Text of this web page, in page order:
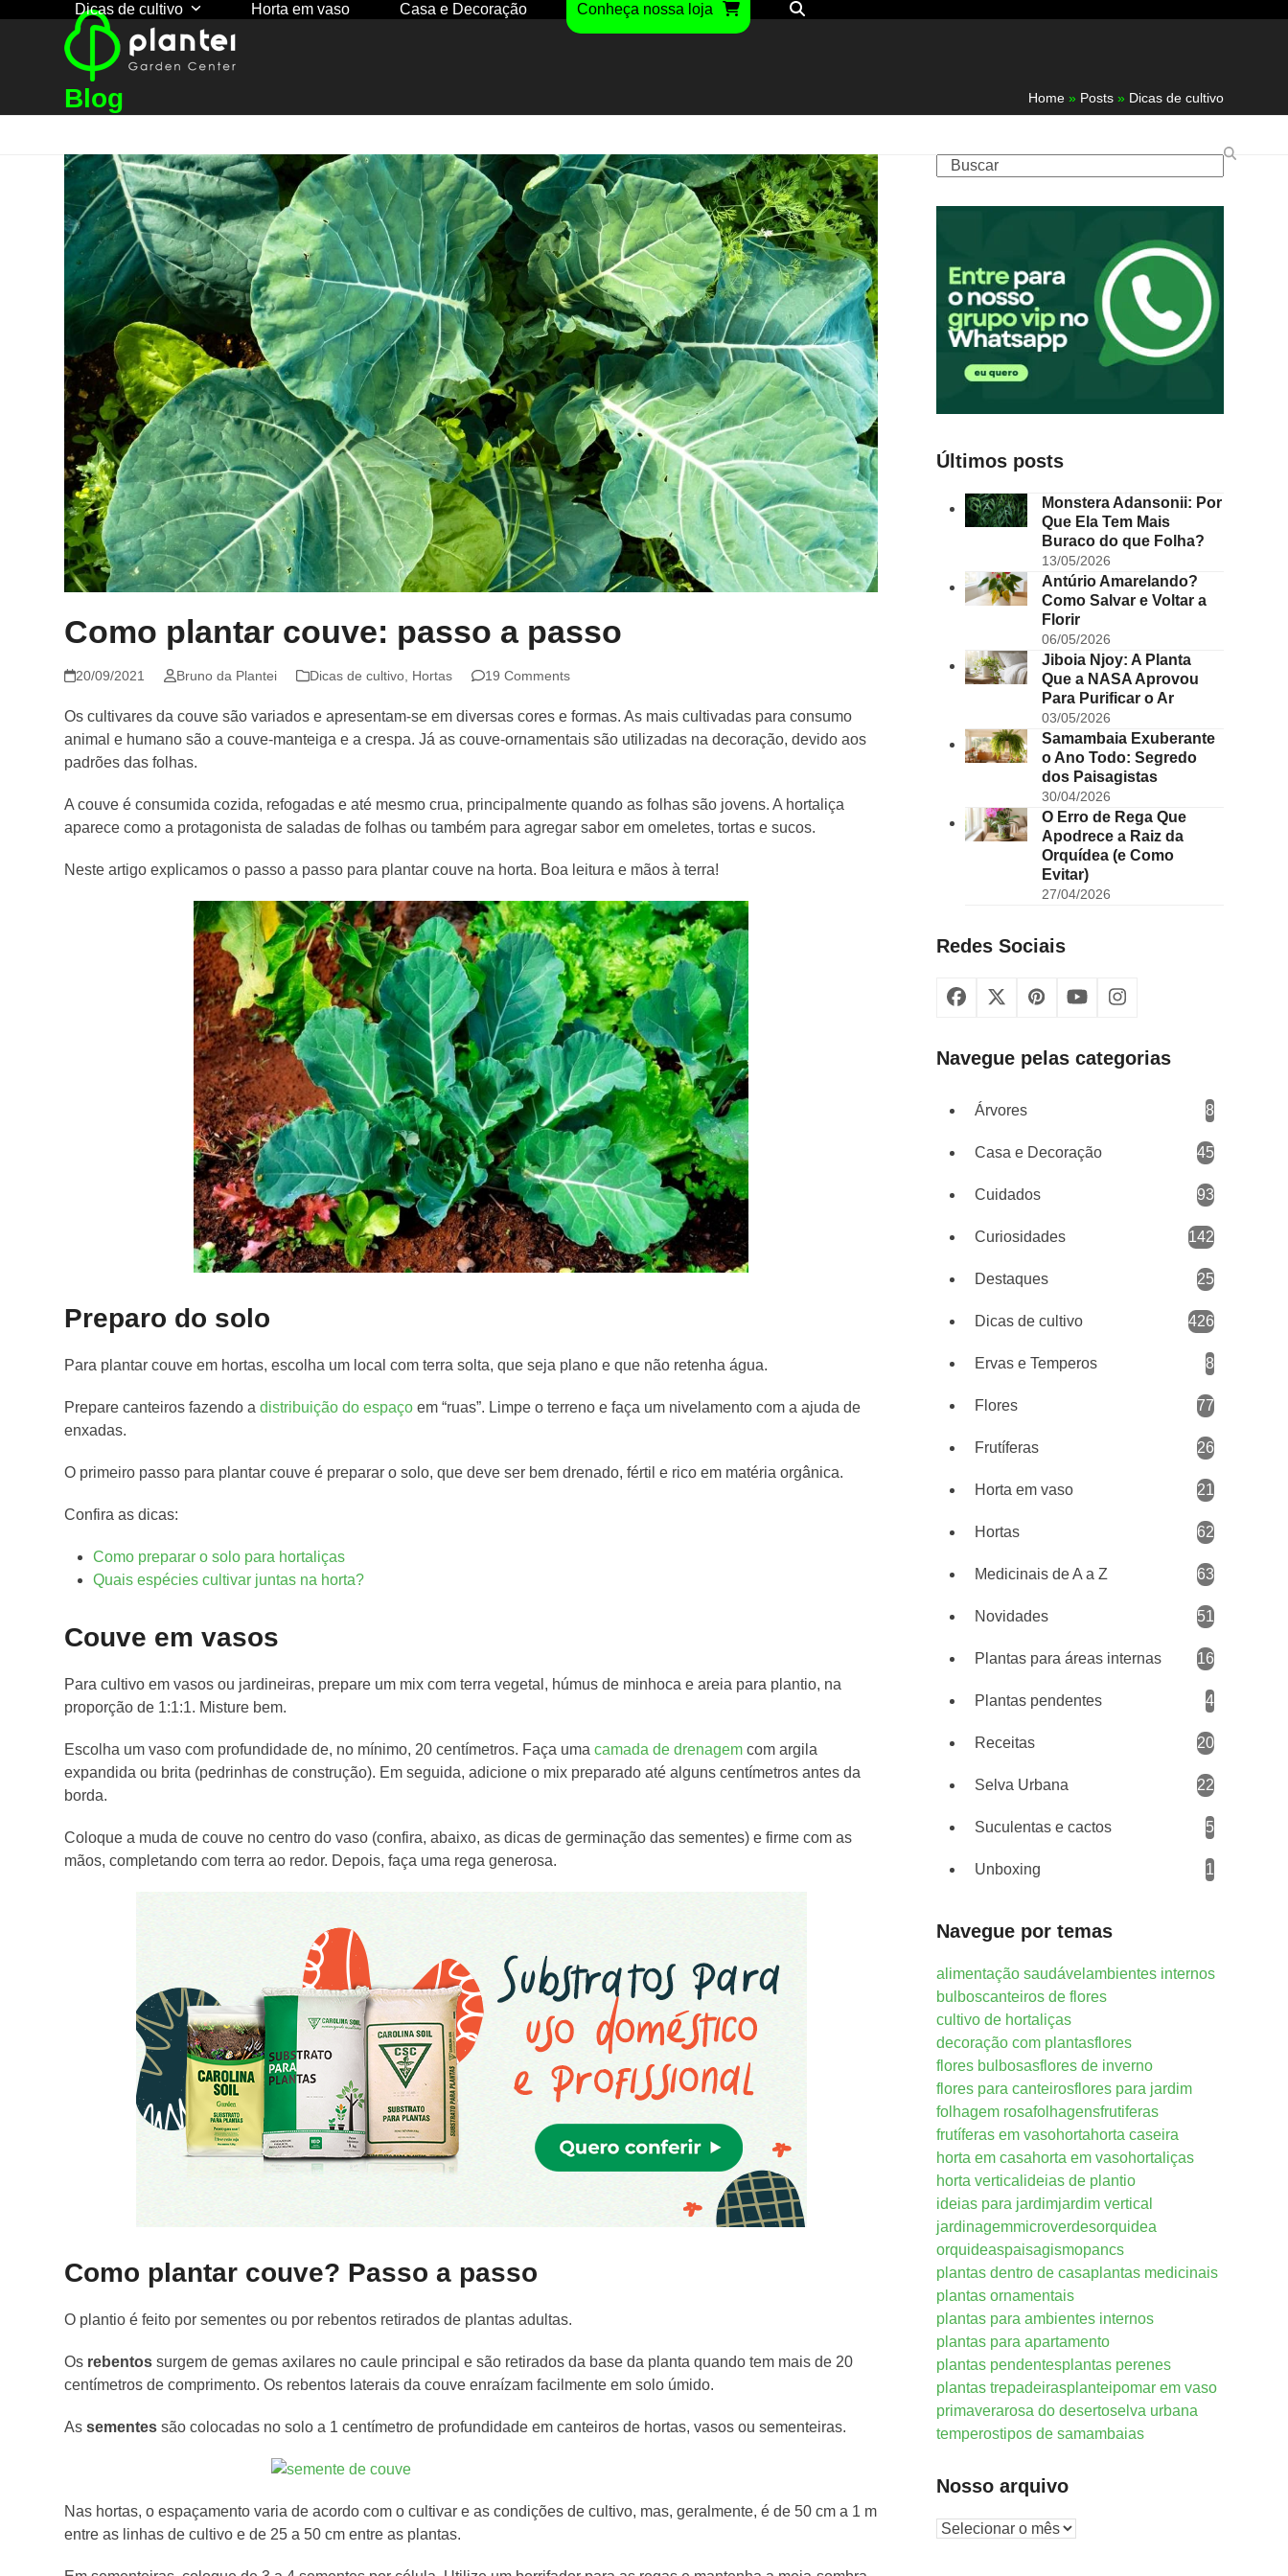
Dicas de cultivo Horta em vaso Casa e Decoração Conheça nossa loja
Blog Home» Posts» Dicas de cultivo
Como plantar couve: passo a passo
20/09/2021 Bruno da Plantei Dicas de cultivo, Hortas 19 Comments
Os cultivares da couve são variados e apresentam-se em diversas cores e formas. As mais cultivadas para consumo
animal e humano são a couve-manteiga e a crespa. Já as couve-ornamentais são utilizadas na decoração, devido aos
padrões das folhas.
A couve é consumida cozida, refogadas e até mesmo crua, principalmente quando as folhas são jovens. A hortaliça
aparece como a protagonista de saladas de folhas ou também para agregar sabor em omeletes, tortas e sucos.
Neste artigo explicamos o passo a passo para plantar couve na horta. Boa leitura e mãos à terra!
Preparo do solo
Para plantar couve em hortas, escolha um local com terra solta, que seja plano e que não retenha água.
Prepare canteiros fazendo adistribuição do espaço em “ruas”. Limpe o terreno e faça um nivelamento com a ajuda de
enxadas.
O primeiro passo para plantar couve é preparar o solo, que deve ser bem drenado, fértil e rico em matéria orgânica.
Confira as dicas:
Como preparar o solo para hortaliças
Quais espécies cultivar juntas na horta?
Couve em vasos
Para cultivo em vasos ou jardineiras, prepare um mix com terra vegetal, húmus de minhoca e areia para plantio, na
proporção de 1:1:1. Misture bem.
Escolha um vaso com profundidade de, no mínimo, 20 centímetros. Faça umacamada de drenagem com argila
expandida ou brita (pedrinhas de construção). Em seguida, adicione o mix preparado até alguns centímetros antes da
borda.
Coloque a muda de couve no centro do vaso (confira, abaixo, as dicas de germinação das sementes) e firme com as
mãos, completando com terra ao redor. Depois, faça uma rega generosa.
Como plantar couve? Passo a passo
O plantio é feito por sementes ou por rebentos retirados de plantas adultas.
Os rebentossurgem de gemas axilares no caule principal e são retirados da base da planta quando tem mais de 20
centímetros de comprimento. Os rebentos laterais da couve enraízam facilmente em solo úmido.
Assementessão colocadas no solo a 1 centímetro de profundidade em canteiros de hortas, vasos ou sementeiras.
Nas hortas, o espaçamento varia de acordo com o cultivar e as condições de cultivo, mas, geralmente, é de 50 cm a 1 m
entre as linhas de cultivo e de 25 a 50 cm entre as plantas.
Buscar
Últimos posts
Monstera Adansonii: Por
Que Ela Tem Mais
Buraco do que Folha?
13/05/2026
Antúrio Amarelando?
Como Salvar e Voltar a
Florir
06/05/2026
Jiboia Njoy: A Planta
Que a NASA Aprovou
Para Purificar o Ar
03/05/2026
Samambaia Exuberante
o Ano Todo: Segredo
dos Paisagistas
30/04/2026
O Erro de Rega Que
Apodrece a Raiz da
Orquídea (e Como
Evitar)
27/04/2026
Redes Sociais
Facebook
X Pinterest
YouTubeInstagram
Navegue pelas categorias
Árvores 8
Casa e Decoração 45
Cuidados 93
Curiosidades 142
Destaques 25
Dicas de cultivo 426
Ervas e Temperos 8
Flores 77
Frutíferas 26
Horta em vaso 21
Hortas 62
Medicinais de A a Z 63
Novidades 51
Plantas para áreas internas 16
Plantas pendentes 4
Receitas 20
Selva Urbana 22
Suculentas e cactos 5
Unboxing 1
Navegue por temas
alimentação saudável ambientes internos
bulboscanteiros de flores
cultivo de hortaliças
decoração com plantasflores
flores bulbosasflores de inverno
flores para canteirosflores para jardim
folhagem rosafolhagensfrutiferas
frutíferas em vasohortahorta caseira
horta em casahorta em vasohortaliças
horta vertical ideias de plantio
ideias para jardimjardim vertical
jardinagemmicroverdesorquidea
orquideaspaisagismopancs
plantas dentro de casaplantas medicinais
plantas ornamentais
plantas para ambientes internos
plantas para apartamento
plantas pendentesplantas perenes
plantas trepadeirasplanteipomar em vaso
primaverarosa do desertoselva urbana
temperostipos de samambaias
Nosso arquivo
Nosso